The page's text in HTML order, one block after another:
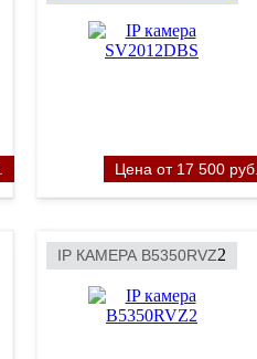
Цена от 17 500
IP КАМЕРА B5350RVZ2